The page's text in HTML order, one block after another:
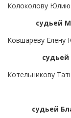
Колоколову Юлию
судьей
Ковшареву Елену
судьей
Котельникову
судьей